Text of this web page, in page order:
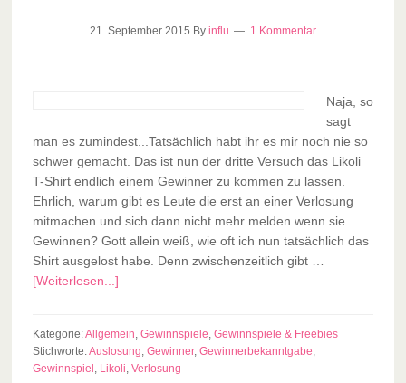
21. September 2015 By influ 1 Kommentar
Naja, so
sagt
man es zumindest...Tatsächlich habt ihr es mir noch nie so
schwer gemacht. Das ist nun der dritte Versuch das Likoli
T-Shirt endlich einem Gewinner zu kommen zu lassen.
Ehrlich, warum gibt es Leute die erst an einer Verlosung
mitmachen und sich dann nicht mehr melden wenn sie
Gewinnen? Gott allein weiß, wie oft ich nun tatsächlich das
Shirt ausgelost habe. Denn zwischenzeitlich gibt …
[Weiterlesen...]
Kategorie:Allgemein, Gewinnspiele, Gewinnspiele & Freebies
Stichworte:Auslosung, Gewinner, Gewinnerbekanntgabe,
Gewinnspiel , Likoli, Verlosung